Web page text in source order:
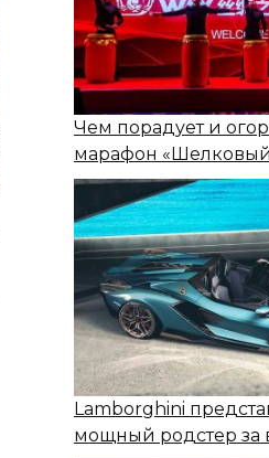
Чем порадует и
марафон «Шелковый
Lamborghini
мощный родстер за